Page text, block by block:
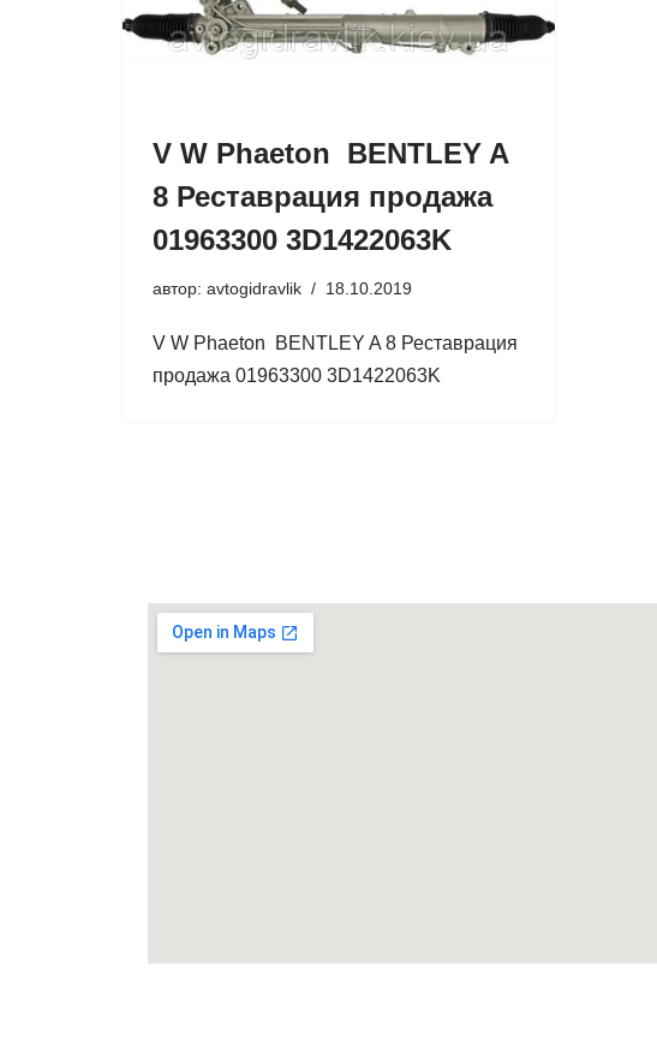
V W Phaeton BENTLEY A
8 Реставрация продажа
01963300 3D1422063K
автор: avtogidravlik 18.10.2019
V W Phaeton BENTLEY A 8 Реставрация
продажа 01963300 3D1422063K